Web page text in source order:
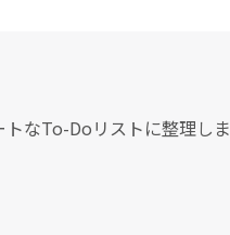
なTo-Doリストに整理しま